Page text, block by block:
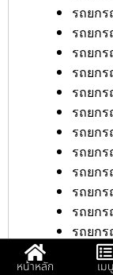
รถยก
รถยก
รถยกร
รถยก
รถยก
รถยก
รถยก
รถยก
รถยก
รถยก
รถยก
รถยก
รถย
รถยก
หน้าหลัก เมนู